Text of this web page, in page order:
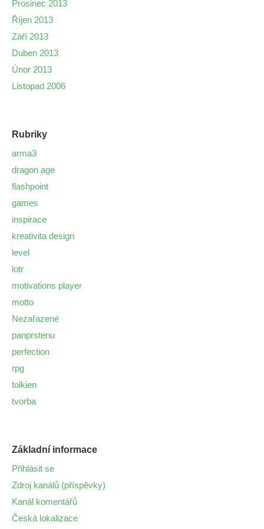
Prosinec 2013
Říjen 2013
Září 2013
Duben 2013
Únor 2013
Listopad 2006
Rubriky
arma3
dragon age
flashpoint
games
inspirace
kreativita design
level
lotr
motivations player
motto
Nezařazené
panprstenu
perfection
rpg
tolkien
tvorba
Základní informace
Přihlásit se
Zdroj kanálů (příspěvky)
Kanál komentářů
Česká lokalizace